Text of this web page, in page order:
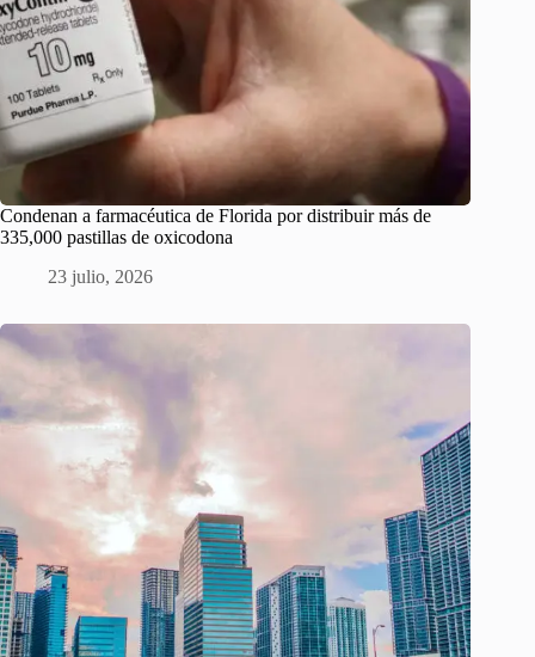
Condenan a farmacéutica de Florida por distribuir más de
335,000 pastillas de oxicodona
23 julio, 2026